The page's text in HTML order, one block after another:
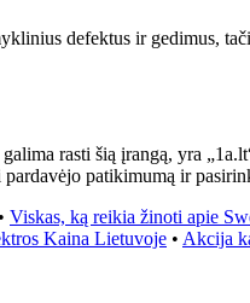
defektus ir gedimus,
rasti šią įrangą, yra
patikimumą ir
• Viskas, ką reikia žinoti apie
Kaina Lietuvoje • Akcija